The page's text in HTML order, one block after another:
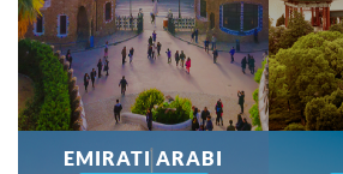
EMIRATI ARABI